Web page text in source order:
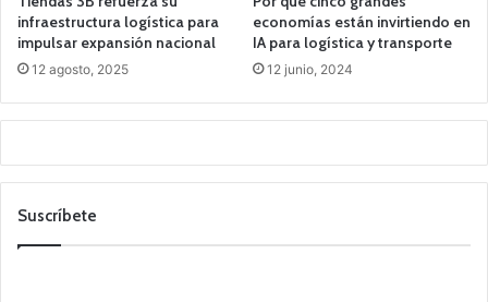
infraestructura logística para
impulsar expansión nacional
12 agosto, 2025
economías están invirtiendo en
IA para logística y transporte
12 junio, 2024
Suscríbete